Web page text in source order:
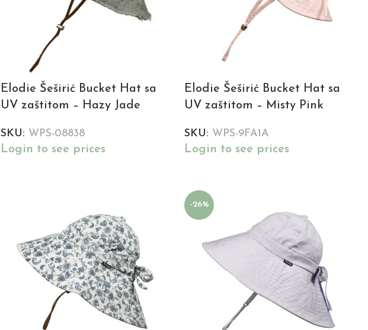
Elodie Šeširić Bucket Hat sa
UV zaštitom – Hazy Jade
SKU: WPS-08838
Login to see prices
Elodie Šeširić Bucket Hat sa
UV zaštitom – Misty Pink
SKU: WPS-9FA1A
Login to see prices
-26%